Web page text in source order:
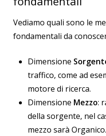
Vediamo quali sono le
fondamentali da
Dimensione
traffico, come ad
motore di ricerca.
Dimensione Mezzo:
della sorgente, nel
mezzo sarà Organico.